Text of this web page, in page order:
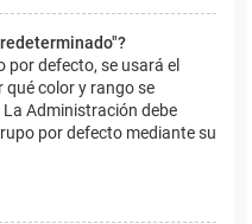
por defecto, se usará el
qué color y rango se
Administración debe
por defecto mediante su